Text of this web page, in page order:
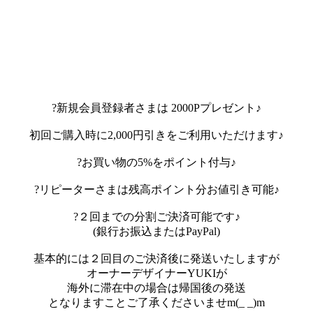
?新規会員登録者さまは 2000Pプレゼント♪
初回ご購入時に2,000円引きをご利用いただけます♪
?お買い物の5%をポイント付与♪
?リピーターさまは残高ポイント分お値引き可能♪
?２回までの分割ご決済可能です♪
(銀行お振込またはPayPal)
基本的には２回目のご決済後に発送いたしますが
オーナーデザイナーYUKIが
海外に滞在中の場合は帰国後の発送
となりますことご了承くださいませm(_ _)m